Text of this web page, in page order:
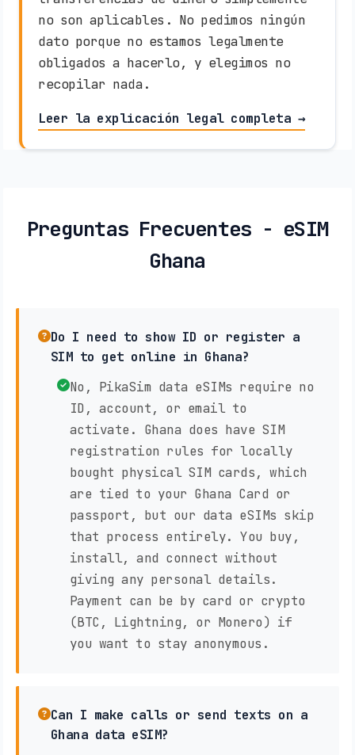
no son aplicables. No pedimos ningún
dato porque no estamos legalmente
obligados a hacerlo, y elegimos no
recopilar nada.
Leer la explicación legal completa →
Preguntas Frecuentes - eSIM
Ghana
Do I need to show ID or register a
SIM to get online in Ghana?
No, PikaSim data eSIMs require no
ID, account, or email to
activate. Ghana does have SIM
registration rules for locally
bought physical SIM cards, which
are tied to your Ghana Card or
passport, but our data eSIMs skip
that process entirely. You buy,
install, and connect without
giving any personal details.
Payment can be by card or crypto
(BTC, Lightning, or Monero) if
you want to stay anonymous.
Can I make calls or send texts on a
Ghana data eSIM?